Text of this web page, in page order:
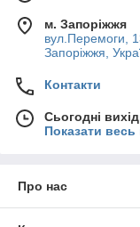
м. Запоріжжя
вул.Перемоги,
Запоріжжя,
Контакти
Сьогодні
Показати весь
Про нас